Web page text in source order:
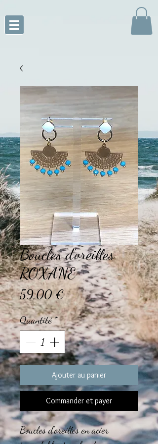
Boucles d'oreilles
ROXANE
59,00 €Prix
Quantité*
Ajouter au panier
Commander et payer
Boucles d'oreilles en acier